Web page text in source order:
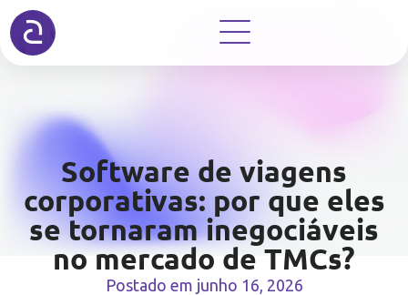
Software de viagens
corporativas: por que eles
se tornaram inegociáveis
no mercado de TMCs?
Postado em junho 16, 2026